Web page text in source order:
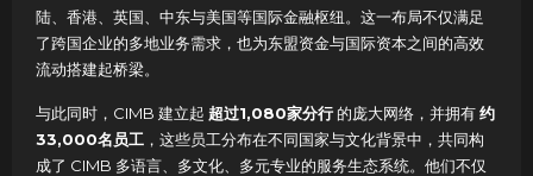
陆、香港、英国、中东与美国等国际金融枢纽。这一布局不仅满足
了跨国企业的多地业务需求，也为东盟资金与国际资本之间的高效
流动搭建起桥梁。
与此同时，CIMB 建立起 超过1,080家分行 的庞大网络，并拥有约
33,000名员工 ，这些员工分布在不同国家与文化背景中，共同构
成了 CIMB 多语言、多文化、多元专业的服务生态系统。他们不仅